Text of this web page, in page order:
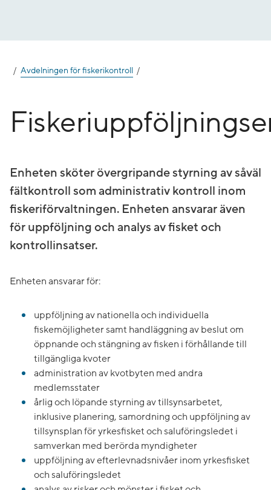
Avdelningen för fiskerikontroll
Enheten sköter övergripande styrning av såväl
fältkontroll som administrativ kontroll inom
fiskeriförvaltningen. Enheten ansvarar även
för uppföljning och analys av fisket och
kontrollinsatser.
Enheten ansvarar för:
uppföljning av nationella och individuella
fiskemöjligheter samt handläggning av beslut om
öppnande och stängning av fisken i förhållande till
tillgängliga kvoter
administration av kvotbyten med andra
medlemsstater
årlig och löpande styrning av tillsynsarbetet,
inklusive planering, samordning och uppföljning av
tillsynsplan för yrkesfisket och saluföringsledet i
samverkan med berörda myndigheter
uppföljning av efterlevnadsnivåer inom yrkesfisket
och saluföringsledet